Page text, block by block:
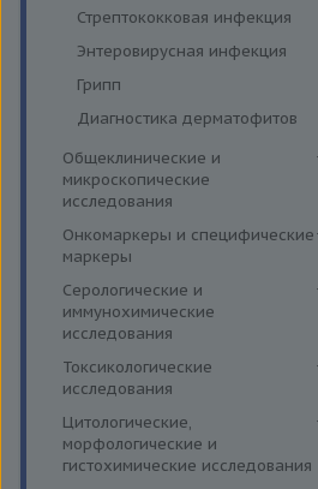
Стрептококковая инфекция
Энтеровирусная инфекция
Грипп
Диагностика дерматофитов
Общеклинические и
микроскопические
исследования
Кал
Кровь
Мокрота
Моча
Микроскопические
исследования
Онкомаркеры и специфические
маркеры
Онкомаркеры
Специфические маркеры
Серологические и
иммунохимические
исследования
ВИЧ
Коронавирус (COVID-19)
Сифилис
Боррелиоз (болезнь Лайма)
Токсикологические
исследования
Лекарственный мониторинг
Комплексные исследования
Вирусные гепатиты
Цитологические,
морфологические и
гистохимические исследования